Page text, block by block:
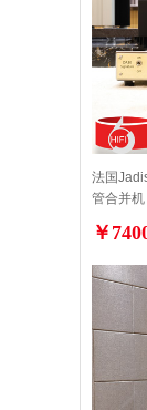
法国
管合并机
￥